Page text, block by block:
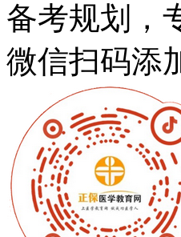
备考规划，
微信扫码添